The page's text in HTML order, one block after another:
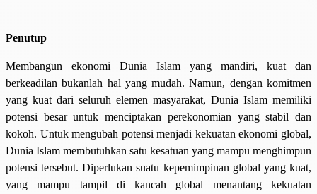
Penutup
Membangun ekonomi Dunia Islam yang mandiri, kuat dan
berkeadilan bukanlah hal yang mudah. Namun, dengan komitmen
yang kuat dari seluruh elemen masyarakat, Dunia Islam memiliki
potensi besar untuk menciptakan perekonomian yang stabil dan
kokoh. Untuk mengubah potensi menjadi kekuatan ekonomi global,
Dunia Islam membutuhkan satu kesatuan yang mampu menghimpun
potensi tersebut. Diperlukan suatu kepemimpinan global yang kuat,
yang mampu tampil di kancah global menantang kekuatan